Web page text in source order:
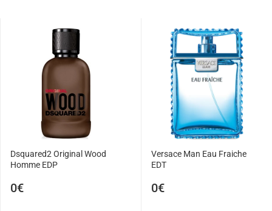
Dsquared2 Original Wood
Homme EDP
0€
Versace Man Eau Fraiche
EDT
0€